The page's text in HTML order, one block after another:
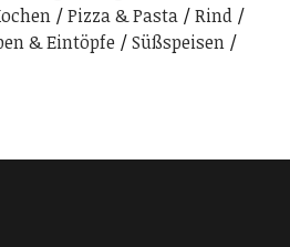
Pizza & Pasta
Rind
& Eintöpfe
Süßspeisen